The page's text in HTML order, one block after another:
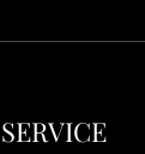
SERVICE